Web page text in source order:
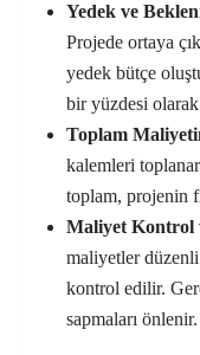
Yedek ve
Projede ortaya
yedek bütçe
bir yüzdesi olarak
Toplam
kalemleri
toplam, projenin
Maliyet Kontrol
maliyetler
kontrol edilir.
sapmaları önlenir.